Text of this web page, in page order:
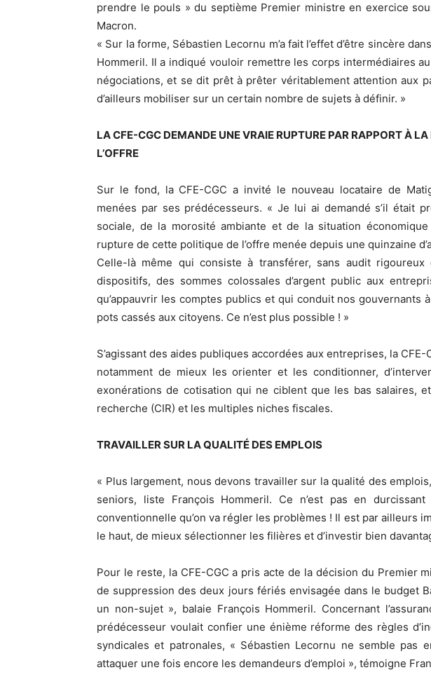
prendre le pouls » du septième Premier ministre en exercice
Macron.
« Sur la forme, Sébastien Lecornu m’a fait l’effet d’être sincère
Hommeril. Il a indiqué vouloir remettre les corps intermédiaires
négociations, et se dit prêt à prêter véritablement attention aux
d’ailleurs mobiliser sur un certain nombre de sujets à définir. »
LA CFE-CGC DEMANDE UNE VRAIE RUPTURE PAR RAPPORT À
L’OFFRE
Sur le fond, la CFE-CGC a invité le nouveau locataire de
menées par ses prédécesseurs. « Je lui ai demandé s’il était
sociale, de la morosité ambiante et de la situation économique
rupture de cette politique de l’offre menée depuis une quinzaine
Celle-là même qui consiste à transférer, sans audit rigoureux
dispositifs, des sommes colossales d’argent public aux
qu’appauvrir les comptes publics et qui conduit nos gouvernants
pots cassés aux citoyens. Ce n’est plus possible ! »
S’agissant des aides publiques accordées aux entreprises, la CFE-
notamment de mieux les orienter et les conditionner,
exonérations de cotisation qui ne ciblent que les bas salaires,
recherche (CIR) et les multiples niches fiscales.
TRAVAILLER SUR LA QUALITÉ DES EMPLOIS
« Plus largement, nous devons travailler sur la qualité des
seniors, liste François Hommeril. Ce n’est pas en
conventionnelle qu’on va régler les problèmes ! Il est par ailleurs
le haut, de mieux sélectionner les filières et d’investir bien
Pour le reste, la CFE-CGC a pris acte de la décision du Premier
de suppression des deux jours fériés envisagée dans le budget
un non-sujet », balaie François Hommeril. Concernant
prédécesseur voulait confier une énième réforme des règles
syndicales et patronales, « Sébastien Lecornu ne semble pas
attaquer une fois encore les demandeurs d’emploi », témoigne